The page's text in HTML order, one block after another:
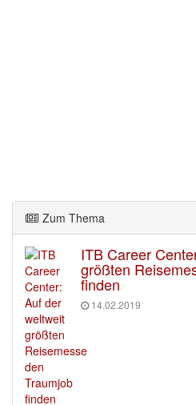
Zum Thema
ITB Career
größten
finden
14.02.2019